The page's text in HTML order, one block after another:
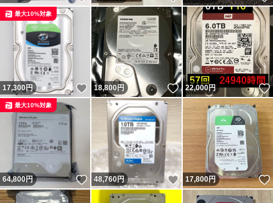
17,300円 いいね！
最大10%対象
18,800円 いいね！
22,000円
64,800円 いいね！
最大10%対象
48,760円 いいね！
17,800円